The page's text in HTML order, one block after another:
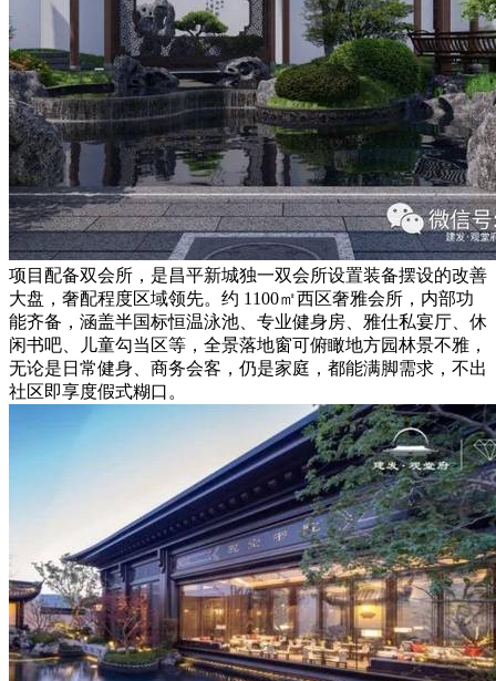
项目配备双会所，是昌平新城独一双会所设置装备摆设的改善
大盘，奢配程度区域领先。约 1100㎡西区奢雅会所，内部功
能齐备，涵盖半国标恒温泳池、专业健身房、雅仕私宴厅、休
闲书吧、儿童勾当区等，全景落地窗可俯瞰地方园林景不雅，
无论是日常健身、商务会客，仍是家庭，都能满脚需求，不出
社区即享度假式糊口。